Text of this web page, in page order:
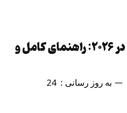
الگوریتم اینستاگرام در ۲۰۲۶: راهنمای کامل و
به روز رسانی : 24